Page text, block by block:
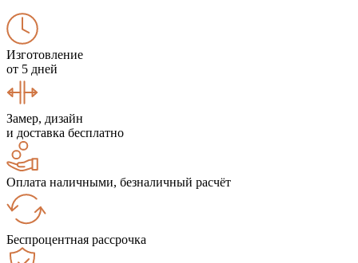
Изготовление
от 5 дней
Замер, дизайн
и доставка бесплатно
Оплата наличными, безналичный расчёт
Беспроцентная рассрочка